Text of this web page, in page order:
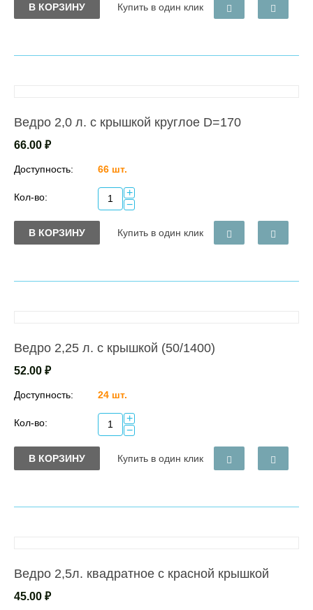
В КОРЗИНУ Купить в один клик
Ведро 2,0 л. с крышкой круглое D=170
66.00 ₽
Доступность: 66 шт.
Кол-во:
+
−
В КОРЗИНУ Купить в один клик
Ведро 2,25 л. с крышкой (50/1400)
52.00 ₽
Доступность: 24 шт.
Кол-во:
+
−
В КОРЗИНУ Купить в один клик
Ведро 2,5л. квадратное с красной крышкой
45.00 ₽